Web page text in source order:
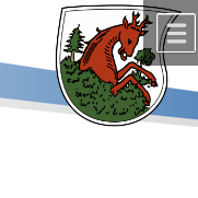
springen.